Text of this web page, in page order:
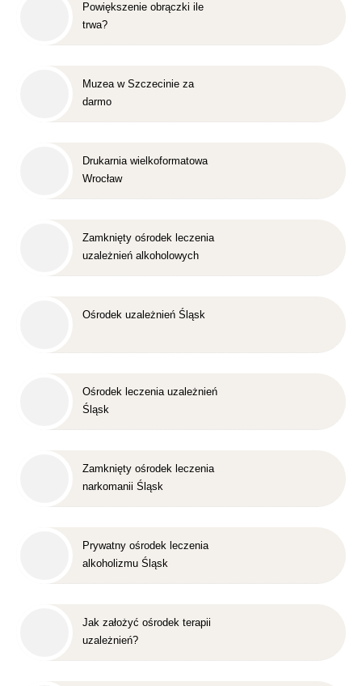
Powiększenie obrączki ile
trwa?
Muzea w Szczecinie za
darmo
Drukarnia wielkoformatowa
Wrocław
Zamknięty ośrodek leczenia
uzależnień alkoholowych
Ośrodek uzależnień Śląsk
Ośrodek leczenia uzależnień
Śląsk
Zamknięty ośrodek leczenia
narkomanii Śląsk
Prywatny ośrodek leczenia
alkoholizmu Śląsk
Jak założyć ośrodek terapii
uzależnień?